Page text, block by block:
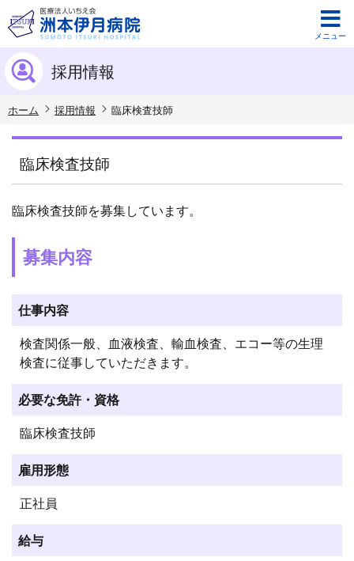
メニュー
採用情報
ホーム 採用情報 臨床検査技師
臨床検査技師
臨床検査技師を募集しています。
募集内容
仕事内容
検査関係一般、血液検査、輸血検査、エコー等の生理
検査に従事していただきます。
必要な免許・資格
臨床検査技師
雇用形態
正社員
給与